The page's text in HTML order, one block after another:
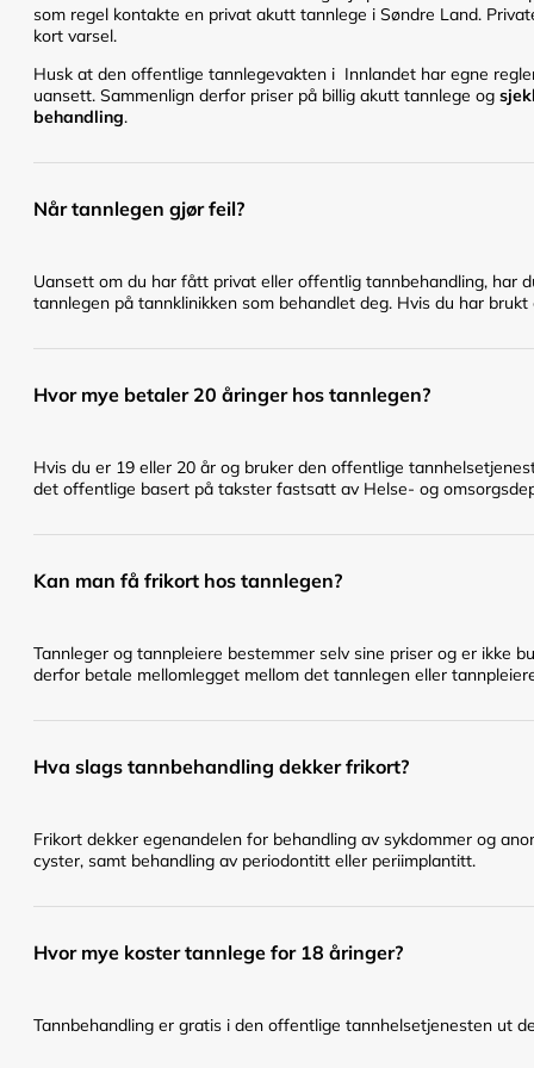
som regel kontakte en privat akutt tannlege i Søndre Land.
kort varsel.
Husk at den offentlige tannlegevakten i Innlandet har egne
uansett. Sammenlign derfor priser på billig akutt tannlege og
behandling.
Når tannlegen gjør feil?
Uansett om du har fått privat eller offentlig tannbehandling, har
tannlegen på tannklinikken som behandlet deg. Hvis du har
Hvor mye betaler 20 åringer hos tannlegen?
Hvis du er 19 eller 20 år og bruker den offentlige
det offentlige basert på takster fastsatt av Helse- og
Kan man få frikort hos tannlegen?
Tannleger og tannpleiere bestemmer selv sine priser og er ikke
derfor betale mellomlegget mellom det tannlegen eller
Hva slags tannbehandling dekker frikort?
Frikort dekker egenandelen for behandling av sykdommer og
cyster, samt behandling av periodontitt eller periimplantitt.
Hvor mye koster tannlege for 18 åringer?
Tannbehandling er gratis i den offentlige tannhelsetjenesten ut